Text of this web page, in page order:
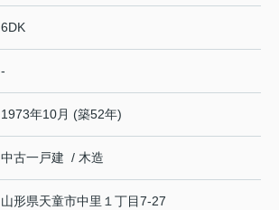
6DK
-
1973年10月 (築52年)
中古一戸建 / 木造
山形県天童市中里 １丁目7-27